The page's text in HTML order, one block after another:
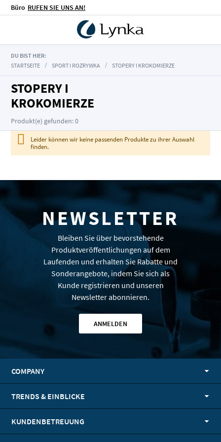
Büro RUFEN SIE UNS AN!
DU BIST HIER:
STARTSEITE
SPORT I ROZRYWKA STOPERY I KROKOMIERZE
STOPERY I
KROKOMIERZE
Produkt(e) gefunden: 0
Leider können wir keine passenden Produkte zu ihrer Auswahl
finden.
NEWSLETTER
Bleiben Sie über bevorstehende
Produktveröffentlichungen auf dem
Laufenden und erhalten Sie Rabatte und
Sonderangebote, indem Sie sich als
Kunde registrieren und unseren
Newsletter abonnieren.
ANMELDEN
COMPANY
TRENDS & EINBLICKE
KUNDENBETREUUNG